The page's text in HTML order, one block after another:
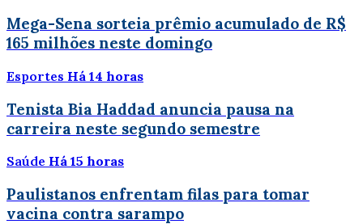
Mega-Sena sorteia prêmio acumulado de R$
165 milhões neste domingo
Esportes Há 14 horas
Tenista Bia Haddad anuncia pausa na
carreira neste segundo semestre
Saúde Há 15 horas
Paulistanos enfrentam filas para tomar
vacina contra sarampo